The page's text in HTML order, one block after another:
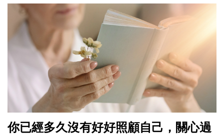
你已經多久沒有好好照顧自己，關心過